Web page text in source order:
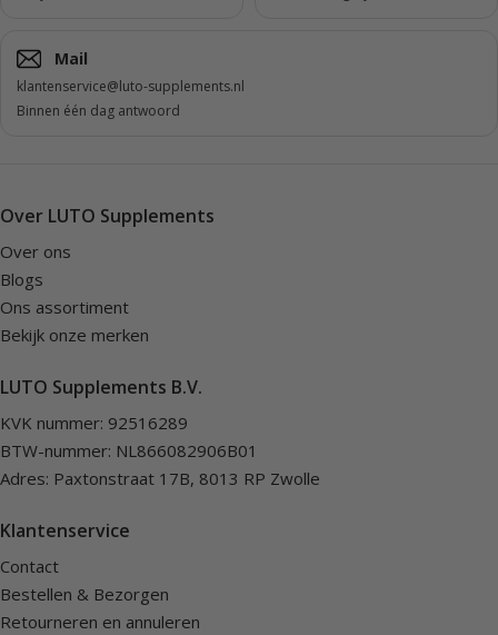
Mail
klantenservice@luto-supplements.nl
Binnen één dag antwoord
Over LUTO Supplements
Over ons
Blogs
Ons assortiment
Bekijk onze merken
LUTO Supplements B.V.
KVK nummer: 92516289
BTW-nummer: NL866082906B01
Adres: Paxtonstraat 17B, 8013 RP Zwolle
Klantenservice
Contact
Bestellen & Bezorgen
Retourneren en annuleren